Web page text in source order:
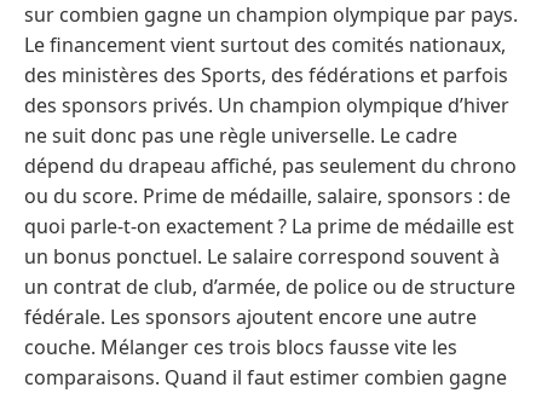
sur combien gagne un champion olympique par pays.
Le financement vient surtout des comités nationaux,
des ministères des Sports, des fédérations et parfois
des sponsors privés. Un champion olympique d’hiver
ne suit donc pas une règle universelle. Le cadre
dépend du drapeau affiché, pas seulement du chrono
ou du score. Prime de médaille, salaire, sponsors : de
quoi parle-t-on exactement ? La prime de médaille est
un bonus ponctuel. Le salaire correspond souvent à
un contrat de club, d’armée, de police ou de structure
fédérale. Les sponsors ajoutent encore une autre
couche. Mélanger ces trois blocs fausse vite les
comparaisons. Quand il faut estimer combien gagne